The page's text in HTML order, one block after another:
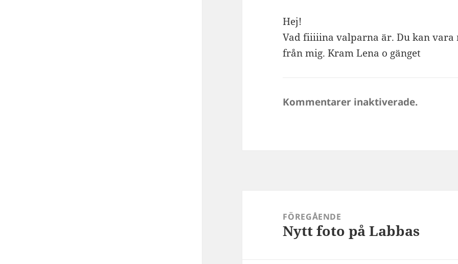
Hej!
Vad fiiiiina valparna är. Du kan vara
från mig. Kram Lena o gänget
Kommentarer inaktiverade.
FÖREGÅENDE
Föregående
Nytt foto på Labbas